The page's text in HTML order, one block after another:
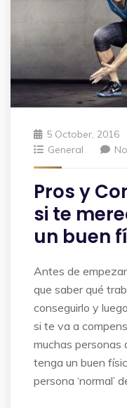
5 October, 2016
General
Pros y
si te
un buen
Antes de
que saber qué
conseguirlo y
si te va a
muchas personas
tenga un buen
persona ‘normal’